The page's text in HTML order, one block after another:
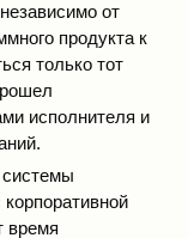
от
продукта к
только тот
исполнителя и
время